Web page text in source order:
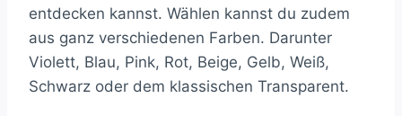
entdecken kannst. Wählen kannst du zudem
aus ganz verschiedenen Farben. Darunter
Violett, Blau, Pink, Rot, Beige, Gelb, Weiß,
Schwarz oder dem klassischen Transparent.